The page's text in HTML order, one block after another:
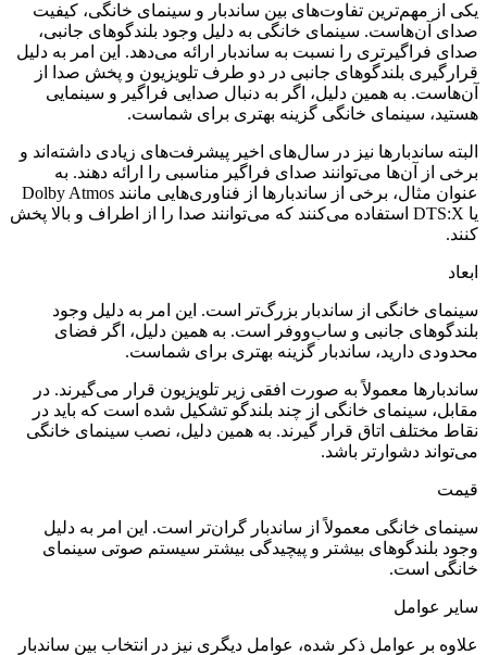
یکی از مهم‌ترین تفاوت‌های بین ساندبار و سینمای خانگی، کیفیت
صدای آن‌هاست. سینمای خانگی به دلیل وجود بلندگوهای جانبی،
صدای فراگیرتری را نسبت به ساندبار ارائه می‌دهد. این امر به دلیل
قرارگیری بلندگوهای جانبی در دو طرف تلویزیون و پخش صدا از
آن‌هاست. به همین دلیل، اگر به دنبال صدایی فراگیر و سینمایی
هستید، سینمای خانگی گزینه بهتری برای شماست.
البته ساندبارها نیز در سال‌های اخیر پیشرفت‌های زیادی داشته‌اند و
برخی از آن‌ها می‌توانند صدای فراگیر مناسبی را ارائه دهند. به
عنوان مثال، برخی از ساندبارها از فناوری‌هایی مانند Dolby Atmos
یا DTS:X استفاده می‌کنند که می‌توانند صدا را از اطراف و بالا پخش
کنند.
ابعاد
سینمای خانگی از ساندبار بزرگ‌تر است. این امر به دلیل وجود
بلندگوهای جانبی و ساب‌ووفر است. به همین دلیل، اگر فضای
محدودی دارید، ساندبار گزینه بهتری برای شماست.
ساندبارها معمولاً به صورت افقی زیر تلویزیون قرار می‌گیرند. در
مقابل، سینمای خانگی از چند بلندگو تشکیل شده است که باید در
نقاط مختلف اتاق قرار گیرند. به همین دلیل، نصب سینمای خانگی
می‌تواند دشوارتر باشد.
قیمت
سینمای خانگی معمولاً از ساندبار گران‌تر است. این امر به دلیل
وجود بلندگوهای بیشتر و پیچیدگی بیشتر سیستم صوتی سینمای
خانگی است.
سایر عوامل
علاوه بر عوامل ذکر شده، عوامل دیگری نیز در انتخاب بین ساندبار